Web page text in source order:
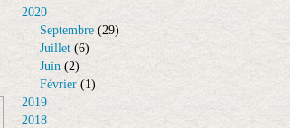
2020
Septembre (29)
Juillet (6)
Juin (2)
Février (1)
2019
2018